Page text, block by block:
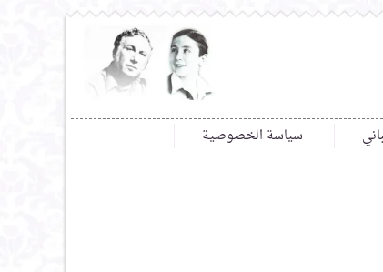
سياسة الخصوصية